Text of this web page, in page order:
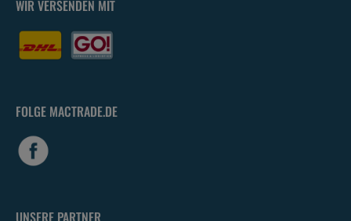
WIR VERSENDEN MIT
FOLGE MACTRADE.DE
UNSERE PARTNER